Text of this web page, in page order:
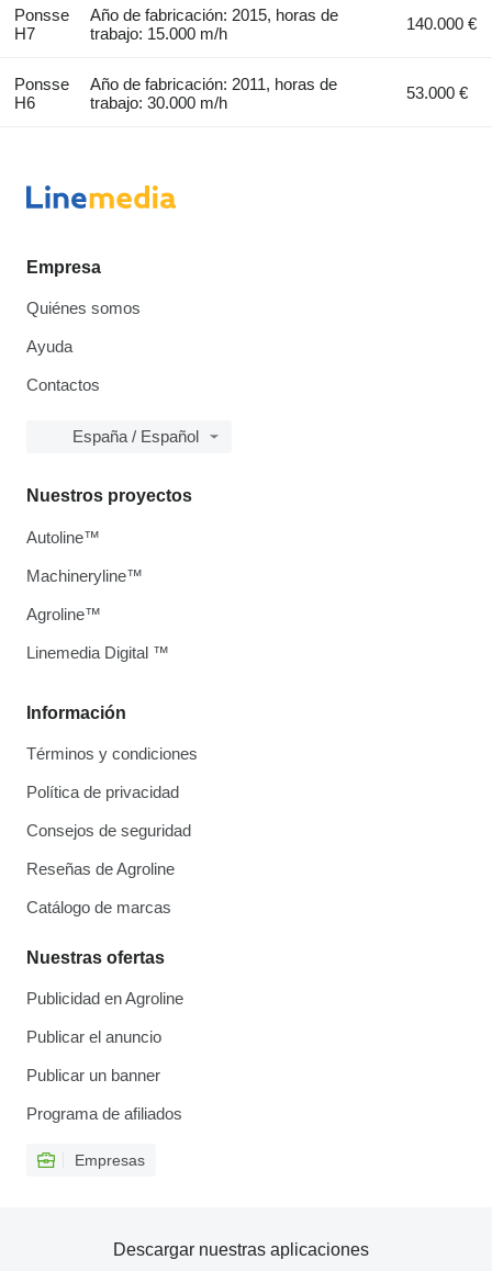
Ponsse
H7
Año de fabricación: 2015, horas de
trabajo: 15.000 m/h
140.000 €
Ponsse
H6
Año de fabricación: 2011, horas de
trabajo: 30.000 m/h
53.000 €
Empresa
Quiénes somos
Ayuda
Contactos
España / Español
Información
Términos y condiciones
Política de privacidad
Consejos de seguridad
Reseñas de Agroline
Catálogo de marcas
Nuestras ofertas
Publicidad en Agroline
Publicar el anuncio
Publicar un banner
Programa de afiliados
Empresas
Nuestros proyectos
Autoline™
Machineryline™
Agroline™
Linemedia Digital ™
Descargar nuestras aplicaciones